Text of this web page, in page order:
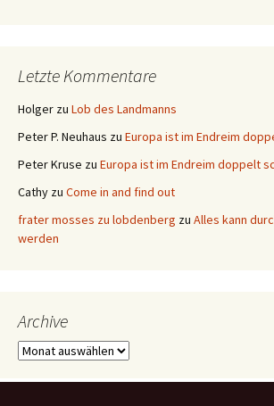
Letzte Kommentare
Holger zu Lob des Landmanns
Peter P. Neuhaus zu Europa ist im Endreim
Peter Kruse zu Europa ist im Endreim doppelt
Cathy zu Come in and find out
frater mosses zu lobdenberg zu Alles kann
werden
Archive
Archive